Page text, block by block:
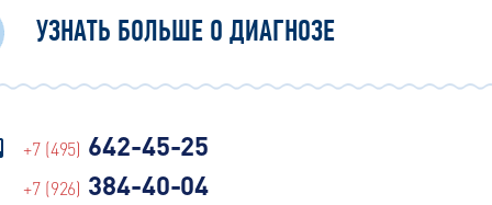
УЗНАТЬ БОЛЬШЕ О ДИАГНОЗЕ
+7 (495) 642-45-25
+7 (926) 384-40-04